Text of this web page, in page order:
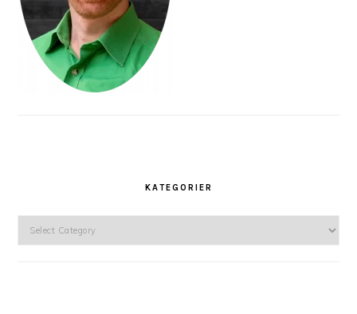
KATEGORIER
Kategorier